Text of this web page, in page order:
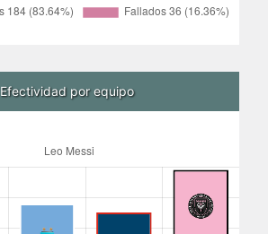
Efectividad por equipo